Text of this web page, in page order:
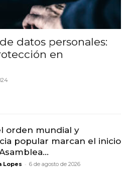
datos personales:
en
orden mundial y
popular marcan el inicio
Lopes - 6 de agosto de 2026